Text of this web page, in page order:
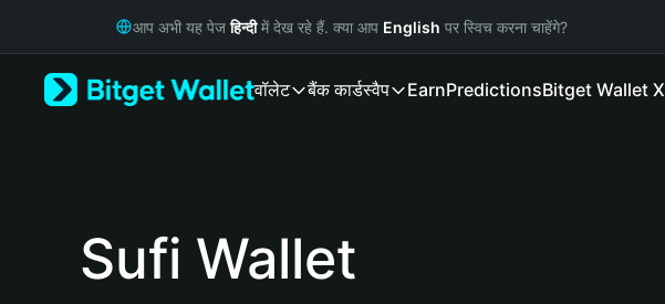
Русский
आप अभी यह पेजहिन्दीमें देख रहे हैं. क्या आप English पर स्विच करना चाहेंगे?
वॉलेट बैंक कार्डस्वैप EarnPredictionsBitget Wallet X
Sufi Wallet